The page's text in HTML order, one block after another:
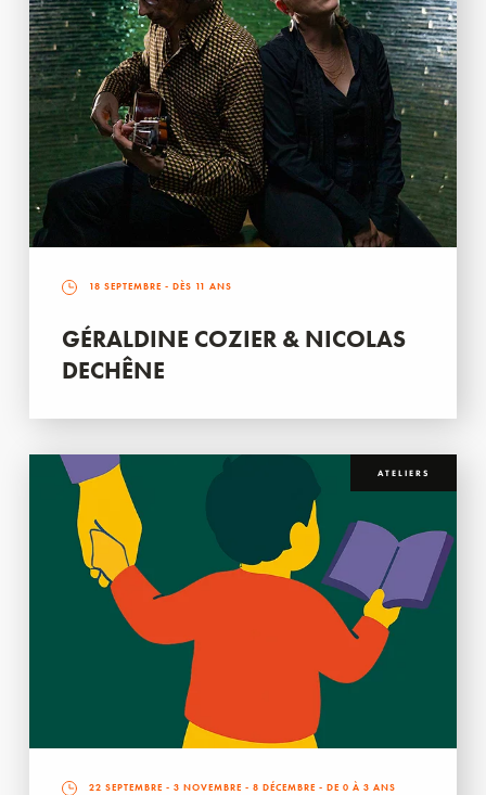
18 SEPTEMBRE - DÈS 11 ANS
GÉRALDINE COZIER & NICOLAS
DECHÊNE
ATELIERS
22 SEPTEMBRE - 3 NOVEMBRE - 8 DÉCEMBRE - DE 0 À 3 ANS